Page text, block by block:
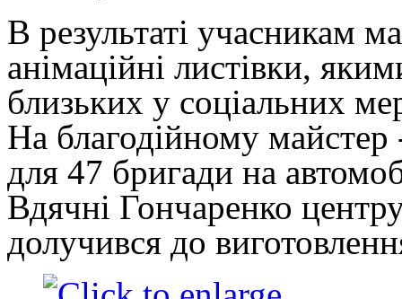
В результаті учасникам
анімаційні листівки,
близьких у соціальних
На благодійному майстер
для 47 бригади на
Вдячні Гончаренко
долучився до